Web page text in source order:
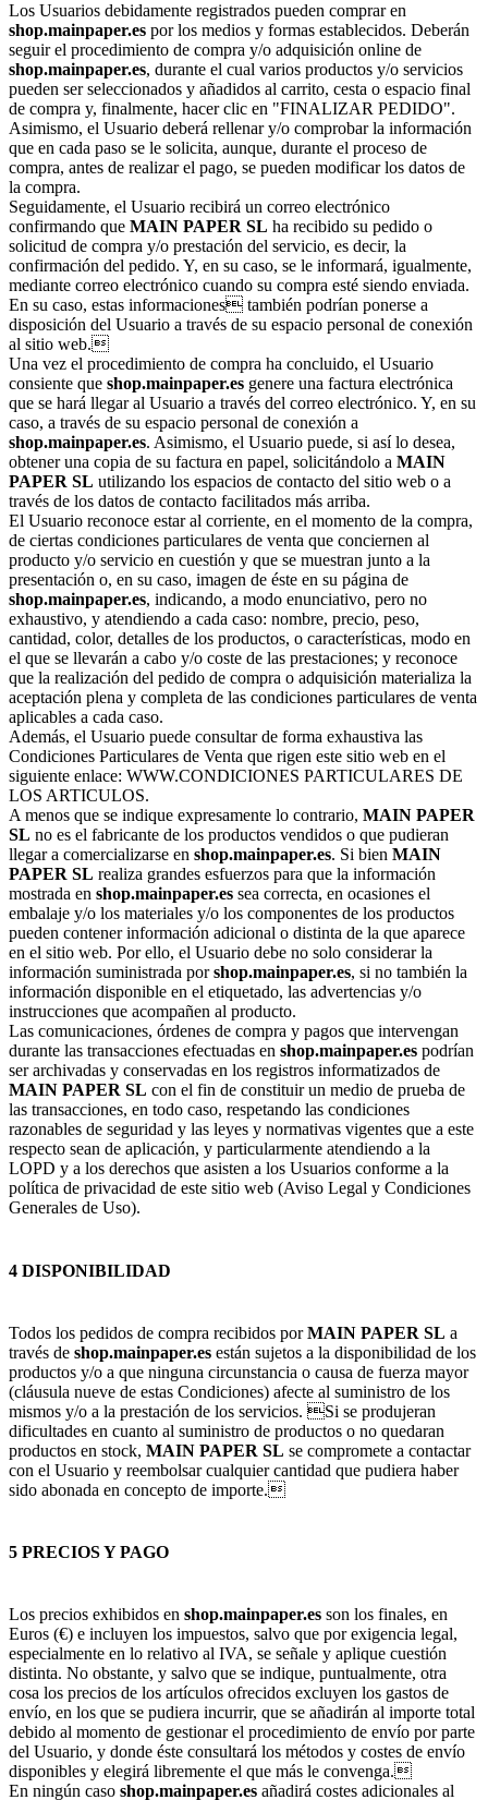
Los Usuarios debidamente registrados pueden comprar en
shop.mainpaper.es por los medios y formas establecidos. Deberán
seguir el procedimiento de compra y/o adquisición online de
shop.mainpaper.es, durante el cual varios productos y/o servicios
pueden ser seleccionados y añadidos al carrito, cesta o espacio final
de compra y, finalmente, hacer clic en "FINALIZAR PEDIDO".
Asimismo, el Usuario deberá rellenar y/o comprobar la información
que en cada paso se le solicita, aunque, durante el proceso de
compra, antes de realizar el pago, se pueden modificar los datos de
la compra.
Seguidamente, el Usuario recibirá un correo electrónico
confirmando que MAIN PAPER SL ha recibido su pedido o
solicitud de compra y/o prestación del servicio, es decir, la
confirmación del pedido. Y, en su caso, se le informará, igualmente,
mediante correo electrónico cuando su compra esté siendo enviada.
En su caso, estas informaciones también podrían ponerse a
disposición del Usuario a través de su espacio personal de conexión
al sitio web.
Una vez el procedimiento de compra ha concluido, el Usuario
consiente que shop.mainpaper.es genere una factura electrónica
que se hará llegar al Usuario a través del correo electrónico. Y, en su
caso, a través de su espacio personal de conexión a
shop.mainpaper.es. Asimismo, el Usuario puede, si así lo desea,
obtener una copia de su factura en papel, solicitándolo a MAIN
PAPER SL utilizando los espacios de contacto del sitio web o a
través de los datos de contacto facilitados más arriba.
El Usuario reconoce estar al corriente, en el momento de la compra,
de ciertas condiciones particulares de venta que conciernen al
producto y/o servicio en cuestión y que se muestran junto a la
presentación o, en su caso, imagen de éste en su página de
shop.mainpaper.es, indicando, a modo enunciativo, pero no
exhaustivo, y atendiendo a cada caso: nombre, precio, peso,
cantidad, color, detalles de los productos, o características, modo en
el que se llevarán a cabo y/o coste de las prestaciones; y reconoce
que la realización del pedido de compra o adquisición materializa la
aceptación plena y completa de las condiciones particulares de venta
aplicables a cada caso.
Además, el Usuario puede consultar de forma exhaustiva las
Condiciones Particulares de Venta que rigen este sitio web en el
siguiente enlace: WWW.CONDICIONES PARTICULARES DE
LOS ARTICULOS.
A menos que se indique expresamente lo contrario, MAIN PAPER
SL no es el fabricante de los productos vendidos o que pudieran
llegar a comercializarse en shop.mainpaper.es. Si bien MAIN
PAPER SL realiza grandes esfuerzos para que la información
mostrada en shop.mainpaper.es sea correcta, en ocasiones el
embalaje y/o los materiales y/o los componentes de los productos
pueden contener información adicional o distinta de la que aparece
en el sitio web. Por ello, el Usuario debe no solo considerar la
información suministrada porshop.mainpaper.es, si no también la
información disponible en el etiquetado, las advertencias y/o
instrucciones que acompañen al producto.
Las comunicaciones, órdenes de compra y pagos que intervengan
durante las transacciones efectuadas en shop.mainpaper.es podrían
ser archivadas y conservadas en los registros informatizados de
MAIN PAPER SL con el fin de constituir un medio de prueba de
las transacciones, en todo caso, respetando las condiciones
razonables de seguridad y las leyes y normativas vigentes que a este
respecto sean de aplicación, y particularmente atendiendo a la
LOPD y a los derechos que asisten a los Usuarios conforme a la
política de privacidad de este sitio web (Aviso Legal y Condiciones
Generales de Uso).
4 DISPONIBILIDAD
Todos los pedidos de compra recibidos porMAIN PAPER SL a
través de shop.mainpaper.es están sujetos a la disponibilidad de los
productos y/o a que ninguna circunstancia o causa de fuerza mayor
(cláusula nueve de estas Condiciones) afecte al suministro de los
mismos y/o a la prestación de los servicios. Si se produjeran
dificultades en cuanto al suministro de productos o no quedaran
productos en stock, MAIN PAPER SL se compromete a contactar
con el Usuario y reembolsar cualquier cantidad que pudiera haber
sido abonada en concepto de importe.
5 PRECIOS Y PAGO
Los precios exhibidos en shop.mainpaper.es son los finales, en
Euros (€) e incluyen los impuestos, salvo que por exigencia legal,
especialmente en lo relativo al IVA, se señale y aplique cuestión
distinta. No obstante, y salvo que se indique, puntualmente, otra
cosa los precios de los artículos ofrecidos excluyen los gastos de
envío, en los que se pudiera incurrir, que se añadirán al importe total
debido al momento de gestionar el procedimiento de envío por parte
del Usuario, y donde éste consultará los métodos y costes de envío
disponibles y elegirá libremente el que más le convenga.
En ningún caso shop.mainpaper.es añadirá costes adicionales al